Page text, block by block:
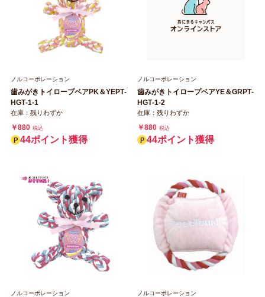
ノルコーポレーション
歯みがきトイロープベアPK＆YEPT‐
HGT‐1‐1
在庫：残りわずか
￥880 税込
44ポイント獲得
ノルコーポレーション
歯みがきトイロープベアYE＆GRPT‐
HGT‐1‐2
在庫：残りわずか
￥880 税込
44ポイント獲得
ノルコーポレーション ノルコーポレーション